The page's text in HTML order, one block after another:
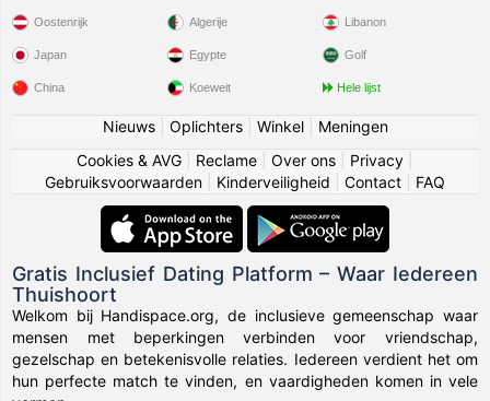
Oostenrijk
Japan
China
Algerije
Egypte
Koeweit
Libanon
Golf
Hele lijst
Nieuws| Oplichters| Winkel| Meningen
Cookies & AVG
Reclame Over ons Privacy
Gebruiksvoorwaarden
Kinderveiligheid Contact FAQ
Gratis Inclusief Dating Platform – Waar Iedereen
Thuishoort
Welkom bij Handispace.org, de inclusieve gemeenschap waar
mensen met beperkingen verbinden voor vriendschap,
gezelschap en betekenisvolle relaties. Iedereen verdient het om
hun perfecte match te vinden, en vaardigheden komen in vele